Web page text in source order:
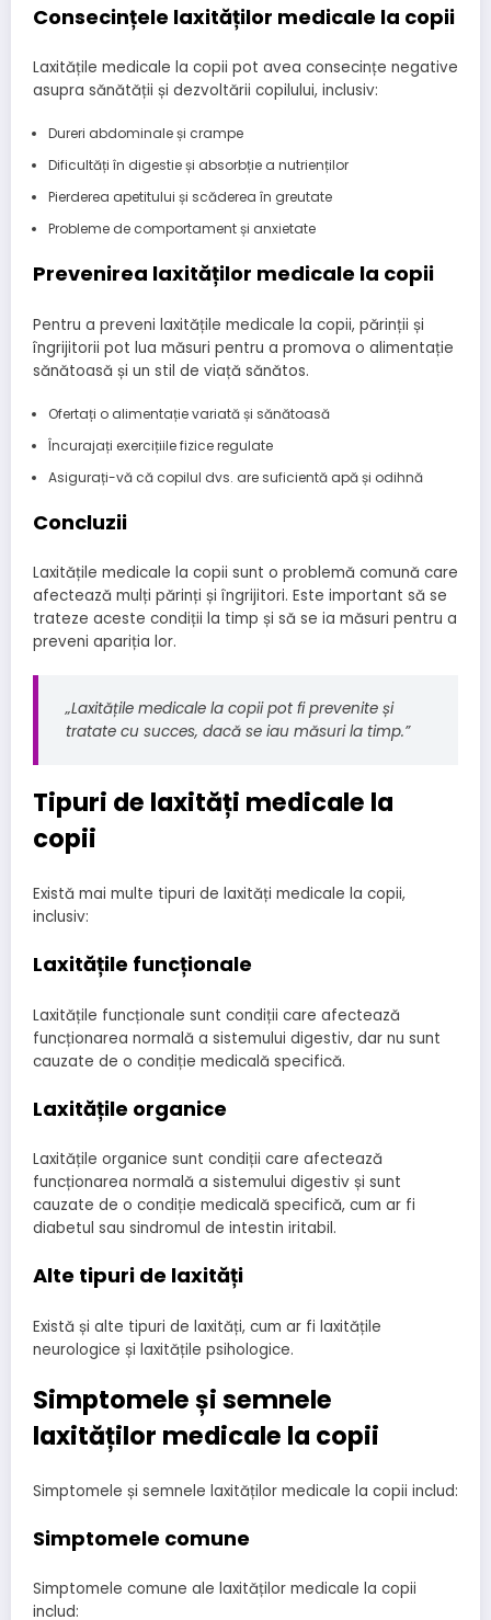
Consecințele laxităților medicale la copii
Laxitățile medicale la copii pot avea consecințe negative
asupra sănătății și dezvoltării copilului, inclusiv:
Dureri abdominale și crampe
Dificultăți în digestie și absorbție a nutrienților
Pierderea apetitului și scăderea în greutate
Probleme de comportament și anxietate
Prevenirea laxităților medicale la copii
Pentru a preveni laxitățile medicale la copii, părinții și
îngrijitorii pot lua măsuri pentru a promova o alimentație
sănătoasă și un stil de viață sănătos.
Ofertați o alimentație variată și sănătoasă
Încurajați exercițiile fizice regulate
Asigurați-vă că copilul dvs. are suficientă apă și odihnă
Concluzii
Laxitățile medicale la copii sunt o problemă comună care
afectează mulți părinți și îngrijitori. Este important să se
trateze aceste condiții la timp și să se ia măsuri pentru a
preveni apariția lor.
„Laxitățile medicale la copii pot fi prevenite și
tratate cu succes, dacă se iau măsuri la timp.”
Tipuri de laxități medicale la
copii
Există mai multe tipuri de laxități medicale la copii,
inclusiv:
Laxitățile funcționale
Laxitățile funcționale sunt condiții care afectează
funcționarea normală a sistemului digestiv, dar nu sunt
cauzate de o condiție medicală specifică.
Laxitățile organice
Laxitățile organice sunt condiții care afectează
funcționarea normală a sistemului digestiv și sunt
cauzate de o condiție medicală specifică, cum ar fi
diabetul sau sindromul de intestin iritabil.
Alte tipuri de laxități
Există și alte tipuri de laxități, cum ar fi laxitățile
neurologice și laxitățile psihologice.
Simptomele și semnele
laxităților medicale la copii
Simptomele și semnele laxităților medicale la copii includ:
Simptomele comune
Simptomele comune ale laxităților medicale la copii
includ: